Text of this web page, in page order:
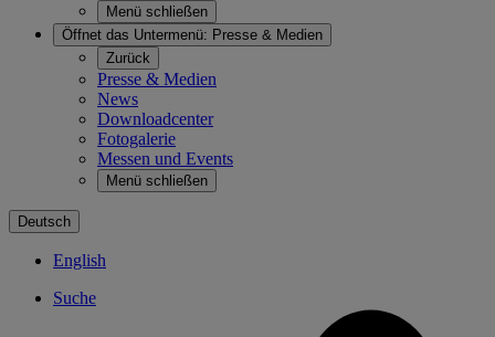
Menü schließen
Öffnet das Untermenü: Presse & Medien
Zurück
Presse & Medien
News
Downloadcenter
Fotogalerie
Messen und Events
Menü schließen
Deutsch
English
Suche